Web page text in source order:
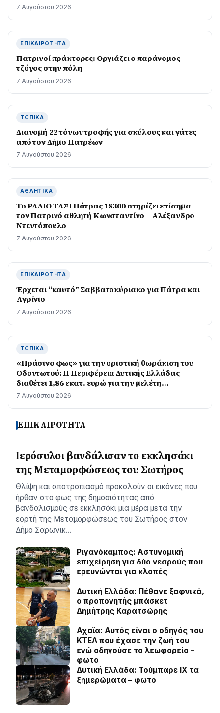
7 Αυγούστου 2026
ΕΠΙΚΑΙΡΌΤΗΤΑ
Πατρινοί πράκτορες: Οργιάζει ο παράνομος
τζόγος στην πόλη
7 Αυγούστου 2026
ΤΟΠΙΚΆ
Διανομή 22 τόνων τροφής για σκύλους και γάτες
από τον Δήμο Πατρέων
7 Αυγούστου 2026
ΑΘΛΗΤΙΚΆ
Το ΡΑΔΙΟ ΤΑΞΙ Πάτρας 18300 στηρίζει επίσημα
τον Πατρινό αθλητή Κωνσταντίνο – Αλέξανδρο
Ντεντόπουλο
7 Αυγούστου 2026
ΕΠΙΚΑΙΡΌΤΗΤΑ
Έρχεται “καυτό” Σαββατοκύριακο για Πάτρα και
Αγρίνιο
7 Αυγούστου 2026
ΤΟΠΙΚΆ
«Πράσινο φως» για την οριστική θωράκιση του
Οδοντωτού: Η Περιφέρεια Δυτικής Ελλάδας
διαθέτει 1,86 εκατ. ευρώ για την μελέτη
επαναλειτουργίας του ιστορικού σιδηρόδρομου
7 Αυγούστου 2026
ΕΠΙΚΑΙΡΟΤΗΤΑ
Ιερόσυλοι βανδάλισαν το εκκλησάκι
της Μεταμορφώσεως του Σωτήρος
Θλίψη και αποτροπιασμό προκαλούν οι εικόνες που
ήρθαν στο φως της δημοσιότητας από
βανδαλισμούς σε εκκλησάκι μια μέρα μετά την
εορτή της Μεταμορφώσεως του Σωτήρος στον
Δήμο Σαρωνικ…
Ριγανόκαμπος: Αστυνομική
επιχείρηση για δύο νεαρούς που
ερευνώνται για κλοπές
Δυτική Ελλάδα: Πέθανε ξαφνικά,
ο προπονητής μπάσκετ
Δημήτρης Καρατσώρης
Αχαϊα: Αυτός είναι ο οδηγός του
ΚΤΕΛ που έχασε την ζωή του
ενώ οδηγούσε το λεωφορείο –
φωτο
Δυτική Ελλάδα: Τούμπαρε ΙΧ τα
ξημερώματα – φωτο